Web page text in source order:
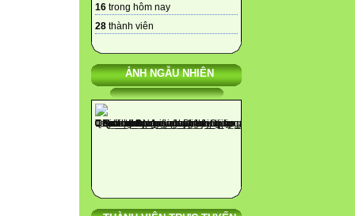
16 trong hôm nay
28 thành viên
ẢNH NGẪU NHIÊN